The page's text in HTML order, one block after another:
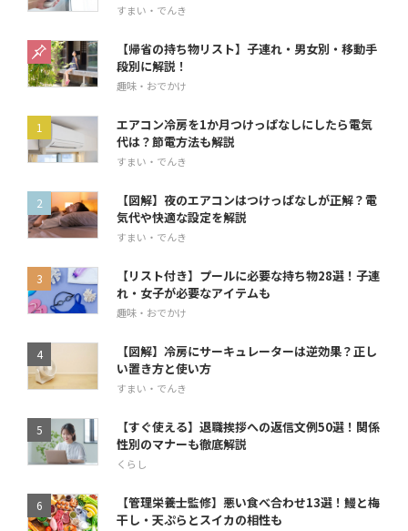
すまい・でんき
【帰省の持ち物リスト】子連れ・男女別・移動手
段別に解説！
趣味・おでかけ
エアコン冷房を1か月つけっぱなしにしたら電気
代は？節電方法も解説
すまい・でんき
【図解】夜のエアコンはつけっぱなしが正解？電
気代や快適な設定を解説
すまい・でんき
【リスト付き】プールに必要な持ち物28選！子連
れ・女子が必要なアイテムも
趣味・おでかけ
【図解】冷房にサーキュレーターは逆効果？正し
い置き方と使い方
すまい・でんき
【すぐ使える】退職挨拶への返信文例50選！関係
性別のマナーも徹底解説
くらし
【管理栄養士監修】悪い食べ合わせ13選！鰻と梅
干し・天ぷらとスイカの相性も